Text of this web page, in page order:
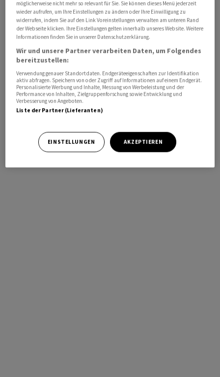
Sie erhalten verzögerte Kurse.
Jetzt Realtime Daten erhalten
möglicherweise nicht mehr so relevant für Sie. Sie können dieses Menü jederzeit
wieder aufrufen, um Ihre Einstellungen zu ändern oder Ihre Einwilligung zu
widerrufen, indem Sie auf den Link Voreinstellungen verwalten am unteren Rand
der Webseite klicken. Ihre Einstellungen gelten innerhalb unseres Website. Weitere
Informationen finden Sie in unserer Datenschutzerklärung.
Wir und unsere Partner verarbeiten Daten, um Folgendes
bereitzustellen:
Verwendung genauer Standortdaten. Endgeräteeigenschaften zur Identifikation
aktiv abfragen. Speichern von oder Zugriff auf Informationen auf einem Endgerät.
Personalisierte Werbung und Inhalte, Messung von Werbeleistung und der
Performance von Inhalten, Zielgruppenforschung sowie Entwicklung und
Verbesserung von Angeboten.
Liste der Partner (Lieferanten)
EINSTELLUNGEN AKZEPTIEREN